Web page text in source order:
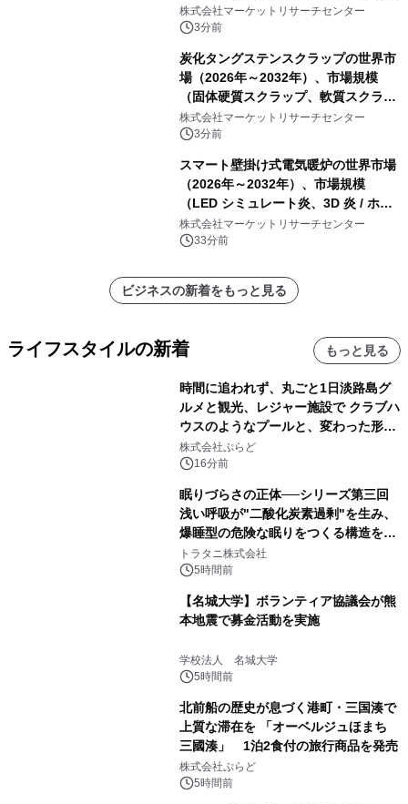
なし）・分析レポートを発表
株式会社マーケットリサーチセンター
3分前
炭化タングステンスクラップの世界市
場（2026年～2032年）、市場規模
（固体硬質スクラップ、軟質スクラッ
プ、削りくず、研削スラッジ、フィル
ター媒体、微粉、オーバースプレー、
を発表
株式会社マーケットリサーチセンター
3分前
スマート壁掛け式電気暖炉の世界市場
（2026年～2032年）、市場規模
（LED シミュレート炎、3D 炎 / ホロ
グラフィック効果、水ミスト炎）・分
析レポートを発表
株式会社マーケットリサーチセンター
33分前
ビジネスの新着をもっと見る
ライフスタイルの新着 もっと見る
時間に追われず、丸ごと1日淡路島グ
ルメと観光、レジャー施設で クラブハ
ウスのようなプールと、変わった形の
サウナも 「THE BOXY AWAJI」のお
得な素泊まり連泊プランで
株式会社ぷらど
16分前
眠りづらさの正体──シリーズ第三回
浅い呼吸が"二酸化炭素過剰"を生み、
爆睡型の危険な眠りをつくる構造を解
説
トラタニ株式会社
5時間前
【名城大学】ボランティア協議会が熊
本地震で募金活動を実施
学校法人 名城大学
5時間前
北前船の歴史が息づく港町・三国湊で
上質な滞在を 「オーベルジュほまち
三國湊」 1泊2食付の旅行商品を発売
株式会社ぷらど
5時間前